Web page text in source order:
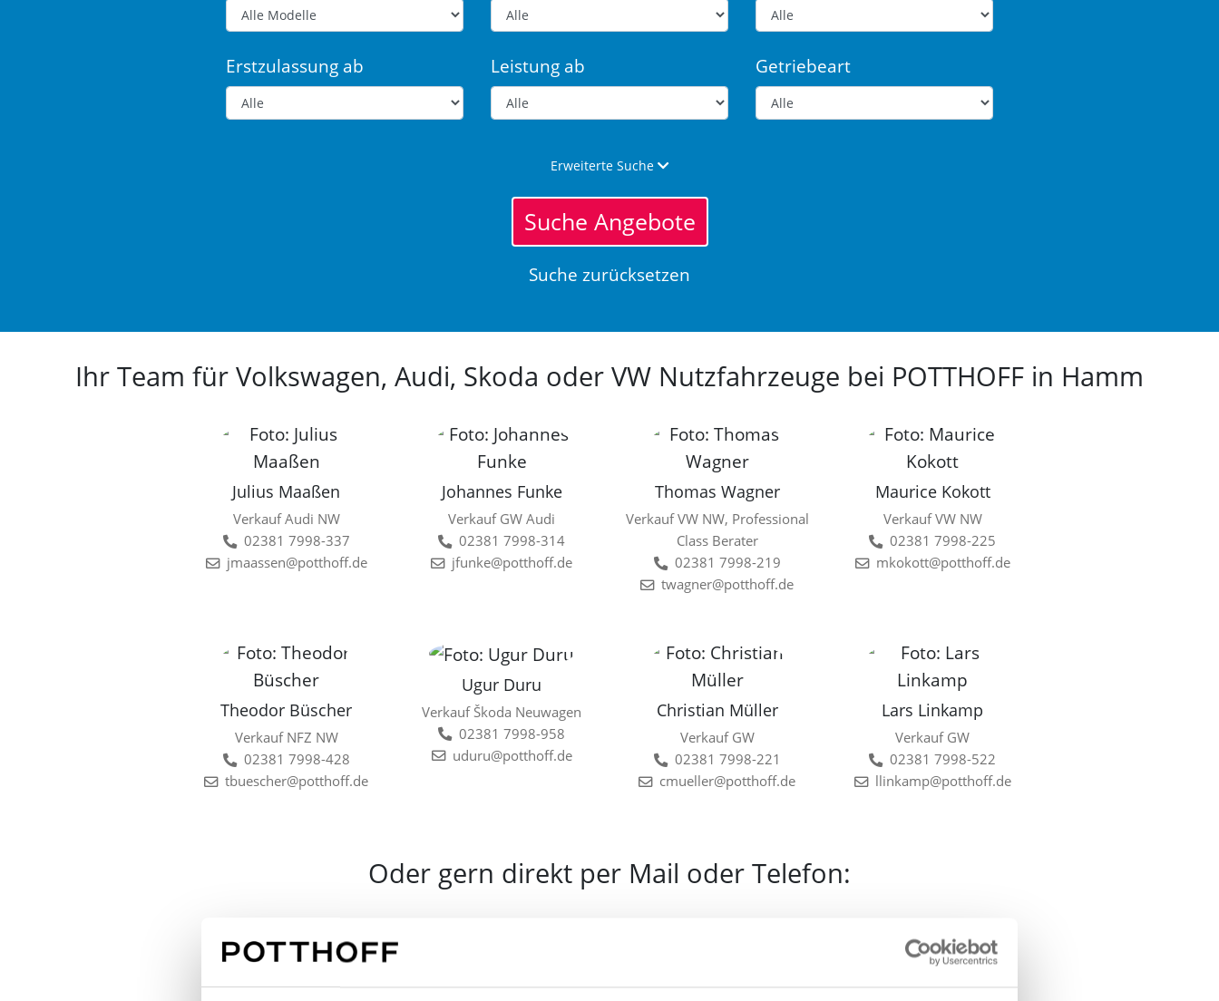
Erstzulassung ab Leistung ab Getriebeart
Erweiterte Suche
Suche Angebote
Suche zurücksetzen
Ihr Team für Volkswagen, Audi, Skoda oder VW Nutzfahrzeuge bei POTTHOFF in Hamm
Julius Maaßen
Verkauf Audi NW
02381 7998-337
jmaassen@potthoff.de
Johannes Funke
Verkauf GW Audi
02381 7998-314
jfunke@potthoff.de
Thomas Wagner
Verkauf VW NW, Professional
Class Berater
02381 7998-219
twagner@potthoff.de
Maurice Kokott
Verkauf VW NW
02381 7998-225
mkokott@potthoff.de
Theodor Büscher
Verkauf NFZ NW
02381 7998-428
tbuescher@potthoff.de
Ugur Duru
Verkauf Škoda Neuwagen
02381 7998-958
uduru@potthoff.de
Christian Müller
Verkauf GW
02381 7998-221
cmueller@potthoff.de
Lars Linkamp
Verkauf GW
02381 7998-522
llinkamp@potthoff.de
Oder gern direkt per Mail oder Telefon:
Name